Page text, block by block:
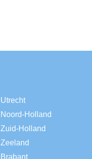
Utrecht
Noord-Holland
Zuid-Holland
Zeeland
Brabant